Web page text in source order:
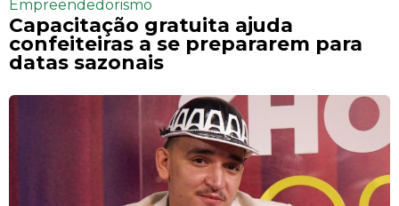
Empreendedorismo
Capacitação gratuita ajuda
confeiteiras a se prepararem para
datas sazonais